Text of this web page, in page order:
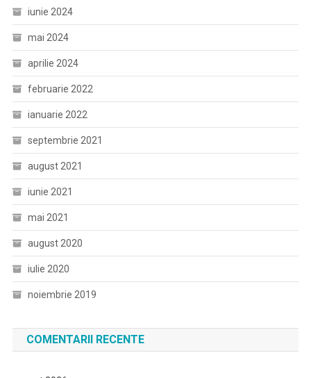
iunie 2024
mai 2024
aprilie 2024
februarie 2022
ianuarie 2022
septembrie 2021
august 2021
iunie 2021
mai 2021
august 2020
iulie 2020
noiembrie 2019
COMENTARII RECENTE